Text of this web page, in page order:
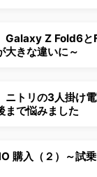
Galaxy Z Fold6
大きな違いに～
ニトリの3人掛け
まで悩みました
購入（２）～試